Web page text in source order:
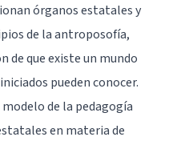
órganos estatales y
de la antroposofía,
de que existe un mundo
pueden conocer.
de la pedagogía
en materia de